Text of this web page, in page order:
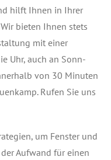
hilft Ihnen in Ihrer
bieten Ihnen stets
mit einer
Uhr, auch an Sonn-
von 30 Minuten
Rufen Sie uns
um Fenster und
Aufwand für einen